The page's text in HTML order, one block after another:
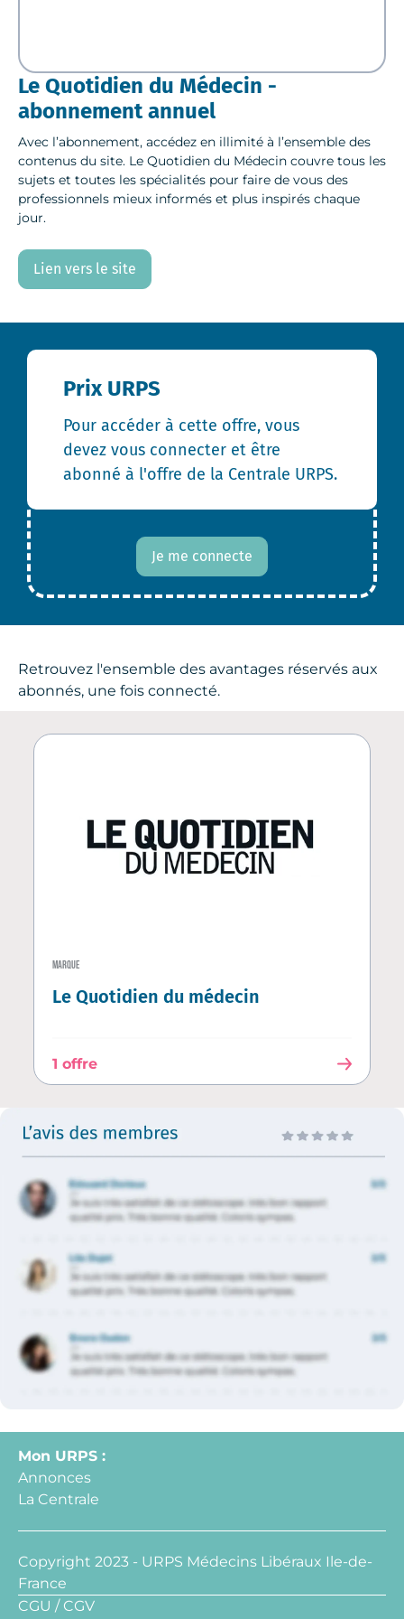
Le Quotidien du Médecin -
abonnement annuel
Avec l’abonnement, accédez en illimité à l’ensemble des
contenus du site. Le Quotidien du Médecin couvre tous les
sujets et toutes les spécialités pour faire de vous des
professionnels mieux informés et plus inspirés chaque
jour.
Lien vers le site
Prix URPS
Pour accéder à cette offre, vous
devez vous connecter et être
abonné à l'offre de la Centrale URPS.
Je me connecte
Retrouvez l'ensemble des avantages réservés aux
abonnés, une fois connecté.
MARQUE
Le Quotidien du médecin
1 offre
Mon URPS :
Annonces
La Centrale
Copyright 2023 - URPS Médecins Libéraux Ile-de-
France
CGU / CGV